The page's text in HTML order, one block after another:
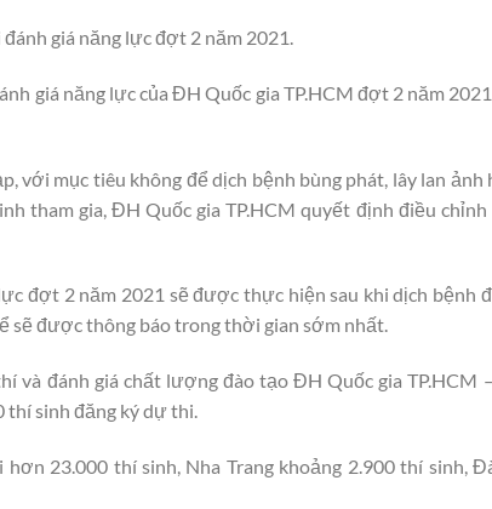
giá năng lực đợt 2 năm 2021.
giá năng lực của ĐH Quốc gia TP.HCM đợt 2 năm
với mục tiêu không để dịch bệnh bùng phát, lây lan
tham gia, ĐH Quốc gia TP.HCM quyết định điều
đợt 2 năm 2021 sẽ được thực hiện sau khi dịch bệnh
sẽ được thông báo trong thời gian sớm nhất.
và đánh giá chất lượng đào tạo ĐH Quốc gia TP.HCM
thí sinh đăng ký dự thi.
23.000 thí sinh, Nha Trang khoảng 2.900 thí sinh,